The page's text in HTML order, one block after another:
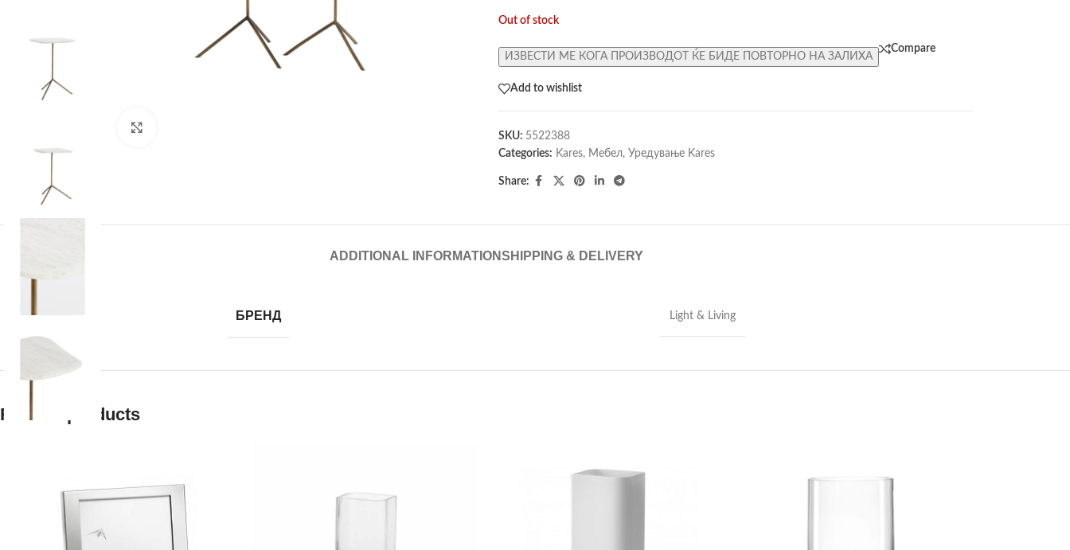
Out of stock
ИЗВЕСТИ МЕ КОГА ПРОИЗВОДОТ ЌЕ БИДЕ ПОВТОРНО НА ЗАЛИХА
Compare
Add to wishlist
SKU: 5522388
Categories: Kares, Мебел, Уредување Kares
Share:
ADDITIONAL INFORMATIONSHIPPING & DELIVERY
БРЕНД Light & Living
Related products